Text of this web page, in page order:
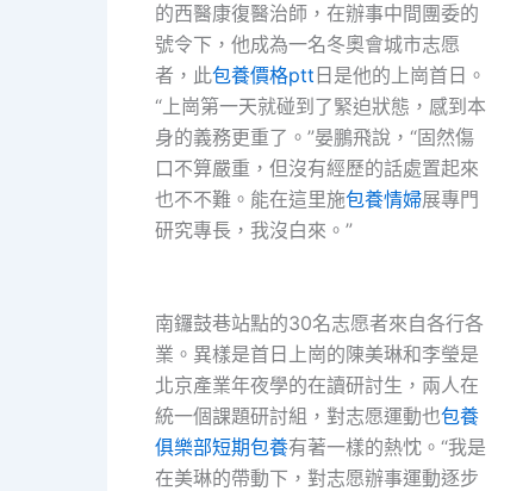
的西醫康復醫治師，在辦事中間團委的
號令下，他成為一名冬奧會城市志愿
者，此包養價格ptt 日是他的上崗首日。
“上崗第一天就碰到了緊迫狀態，感到本
身的義務更重了。”晏鵬飛說，“固然傷
口不算嚴重，但沒有經歷的話處置起來
也不不難。能在這里施包養情婦展專門
研究專長，我沒白來。”
南鑼鼓巷站點的30名志愿者來自各行各
業。異樣是首日上崗的陳美琳和李瑩是
北京產業年夜學的在讀研討生，兩人在
統一個課題研討組，對志愿運動也包養
俱樂部短期包養有著一樣的熱忱。“我是
在美琳的帶動下，對志愿辦事運動逐步